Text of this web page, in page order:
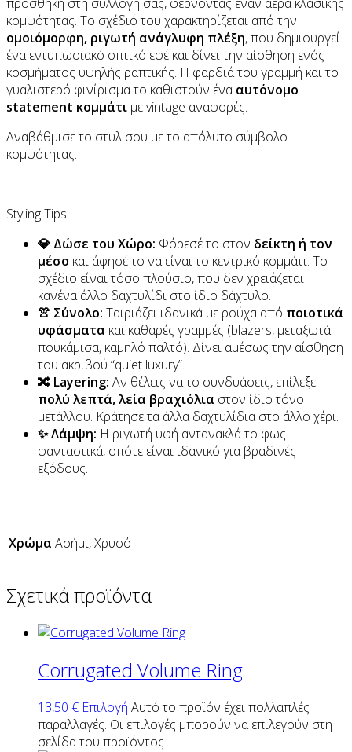
προσθήκη στη συλλογή σας, φέρνοντας έναν αέρα κλασικής
κομψότητας. Το σχέδιό του χαρακτηρίζεται από την
ομοιόμορφη, ριγωτή ανάγλυφη πλέξη, που δημιουργεί
ένα εντυπωσιακό οπτικό εφέ και δίνει την αίσθηση ενός
κοσμήματος υψηλής ραπτικής. Η φαρδιά του γραμμή και το
γυαλιστερό φινίρισμα το καθιστούν ένααυτόνομο
statement κομμάτι με vintage αναφορές.
Αναβάθμισε το στυλ σου με το απόλυτο σύμβολο
κομψότητας.
Styling Tips
💎 Δώσε του Χώρο: Φόρεσέ το στον δείκτη ή τον
μέσο και άφησέ το να είναι το κεντρικό κομμάτι. Το
σχέδιο είναι τόσο πλούσιο, που δεν χρειάζεται
κανένα άλλο δαχτυλίδι στο ίδιο δάχτυλο.
👚 Σύνολο: Ταιριάζει ιδανικά με ρούχα από ποιοτικά
υφάσματα και καθαρές γραμμές (blazers, μεταξωτά
πουκάμισα, καμηλό παλτό). Δίνει αμέσως την αίσθηση
του ακριβού “quiet luxury”.
🔀 Layering: Αν θέλεις να το συνδυάσεις, επίλεξε
πολύ λεπτά, λεία βραχιόλια στον ίδιο τόνο
μετάλλου. Κράτησε τα άλλα δαχτυλίδια στο άλλο χέρι.
✨ Λάμψη: Η ριγωτή υφή αντανακλά το φως
φανταστικά, οπότε είναι ιδανικό για βραδινές
εξόδους.
Χρώμα Ασήμι, Χρυσό
Σχετικά προϊόντα
Corrugated Volume Ring
13,50 € Επιλογή Αυτό το προϊόν έχει πολλαπλές
παραλλαγές. Οι επιλογές μπορούν να επιλεγούν στη
σελίδα του προϊόντος